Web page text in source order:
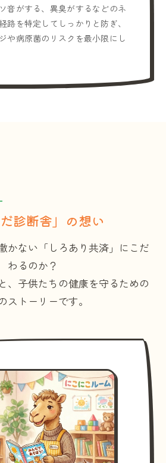
音がする、異臭がするなどのネ
路を特定してしっかりと防ぎ、
や病原菌のリスクを最小限にし
だ診断舎」の想い
かない「しろあり共済」にこだ
わるのか？
、子供たちの健康を守るための
ストーリーです。